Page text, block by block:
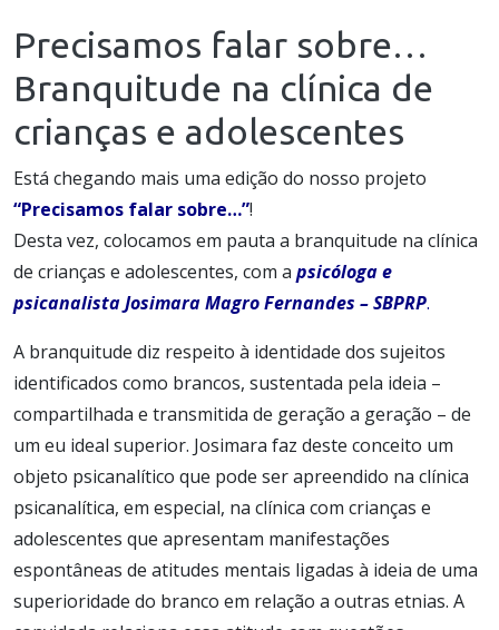
Precisamos falar sobre…
Branquitude na clínica de
crianças e adolescentes
Está chegando mais uma edição do nosso projeto
“Precisamos falar sobre…”!
Desta vez, colocamos em pauta a branquitude na clínica
de crianças e adolescentes, com a psicóloga e
psicanalista Josimara Magro Fernandes – SBPRP.
A branquitude diz respeito à identidade dos sujeitos
identificados como brancos, sustentada pela ideia –
compartilhada e transmitida de geração a geração – de
um eu ideal superior. Josimara faz deste conceito um
objeto psicanalítico que pode ser apreendido na clínica
psicanalítica, em especial, na clínica com crianças e
adolescentes que apresentam manifestações
espontâneas de atitudes mentais ligadas à ideia de uma
superioridade do branco em relação a outras etnias. A